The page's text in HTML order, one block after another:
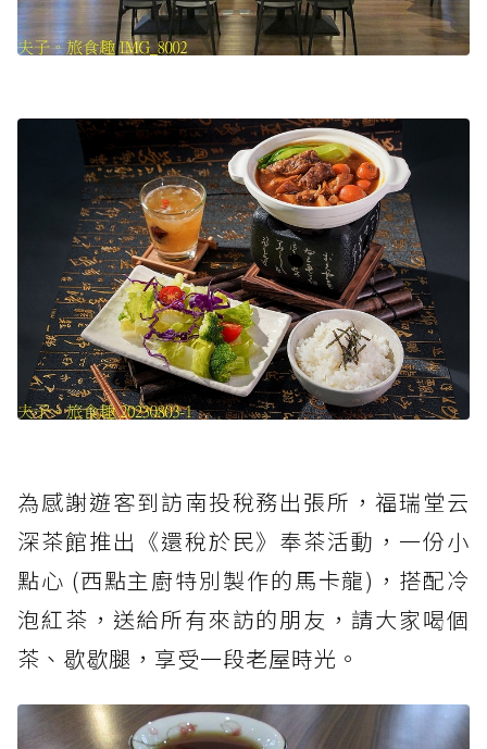
為感謝遊客到訪南投稅務出張所，福瑞堂云
深茶館推出《還稅於民》奉茶活動，一份小
點心 (西點主廚特別製作的馬卡龍)，搭配冷
泡紅茶，送給所有來訪的朋友，請大家喝個
茶、歇歇腿，享受一段老屋時光。